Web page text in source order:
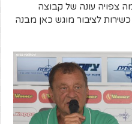
צפויה עונה של קבוצה
לציבור מוגש כאן מבנה